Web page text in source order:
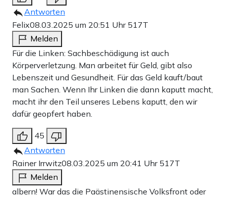
Antworten
Felix08.03.2025 um 20:51 Uhr 517T
Melden
Für die Linken: Sachbeschädigung ist auch
Körperverletzung. Man arbeitet für Geld, gibt also
Lebenszeit und Gesundheit. Für das Geld kauft/baut
man Sachen. Wenn Ihr Linken die dann kaputt macht,
macht ihr den Teil unseres Lebens kaputt, den wir
dafür geopfert haben.
45
Antworten
Rainer Irrwitz08.03.2025 um 20:41 Uhr 517T
Melden
albern! War das die Paästinensische Volksfront oder